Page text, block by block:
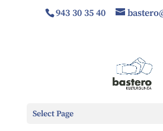
943 30 35 40
Select Page